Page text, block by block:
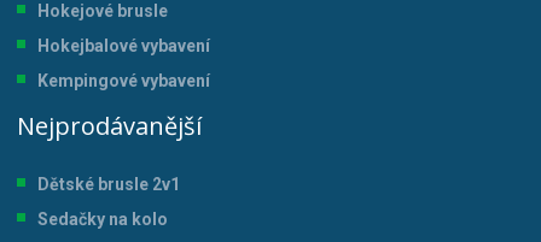
Hokejové brusle
Hokejbalové vybavení
Kempingové vybavení
Nejprodávanější
Dětské brusle 2v1
Sedačky na kolo